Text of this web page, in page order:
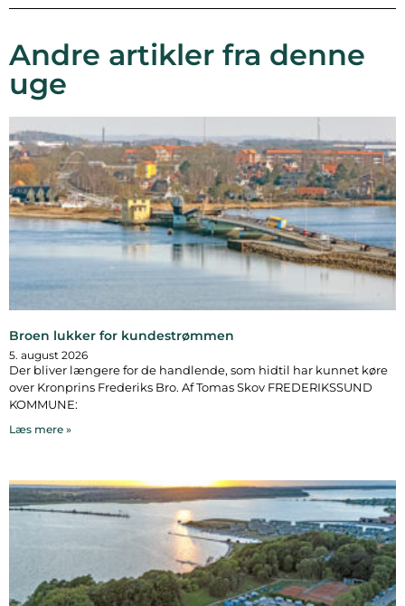
Andre artikler fra denne
uge
Broen lukker for kundestrømmen
5. august 2026
Der bliver længere for de handlende, som hidtil har kunnet køre
over Kronprins Frederiks Bro. Af Tomas Skov FREDERIKSSUND
KOMMUNE:
Læs mere »